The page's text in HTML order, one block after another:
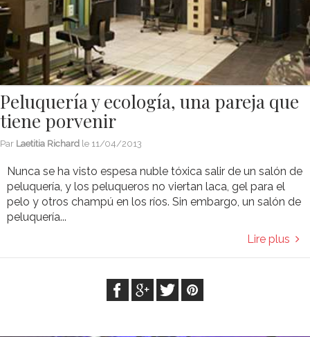
Peluquería y ecología, una pareja que
tiene porvenir
Par Laetitia Richard le 11/04/2013
Nunca se ha visto espesa nuble tóxica salir de un salón de
peluquería, y los peluqueros no viertan laca, gel para el
pelo y otros champú en los ríos. Sin embargo, un salón de
peluquería...
Lire plus